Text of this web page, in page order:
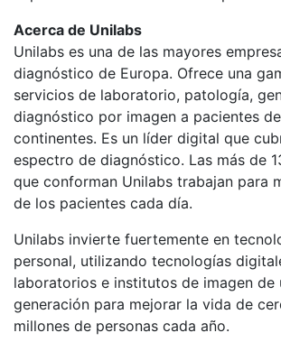
Acerca de Unilabs
Unilabs es una de las mayores
diagnóstico de Europa. Ofrece una
servicios de laboratorio, patología,
diagnóstico por imagen a pacientes
continentes. Es un líder digital que
espectro de diagnóstico. Las más de
que conforman Unilabs trabajan para
de los pacientes cada día.
Unilabs invierte fuertemente en
personal, utilizando tecnologías
laboratorios e institutos de imagen de
generación para mejorar la vida de
millones de personas cada año.